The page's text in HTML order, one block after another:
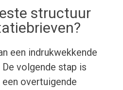
structuur
een indrukwekkende
De volgende stap is
overtuigende